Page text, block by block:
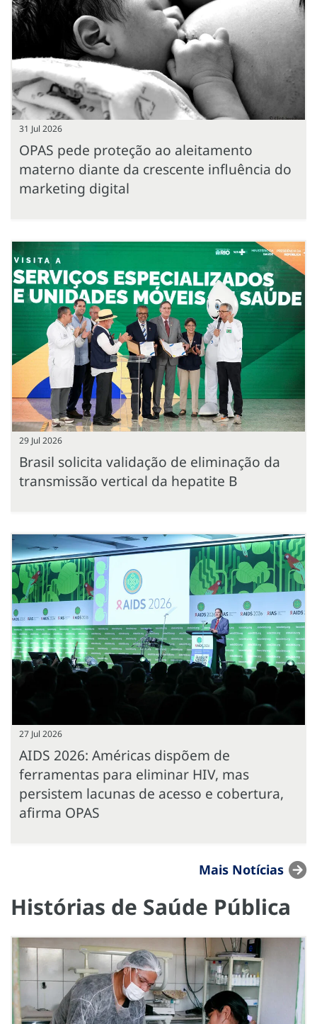
31 Jul 2026
OPAS pede proteção ao aleitamento
materno diante da crescente influência do
marketing digital
29 Jul 2026
Brasil solicita validação de eliminação da
transmissão vertical da hepatite B
27 Jul 2026
AIDS 2026: Américas dispõem de
ferramentas para eliminar HIV, mas
persistem lacunas de acesso e cobertura,
afirma OPAS
Mais Notícias
Histórias de Saúde Pública